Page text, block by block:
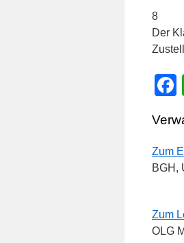
8
Der
Zum
BGH,
Zum
OLG